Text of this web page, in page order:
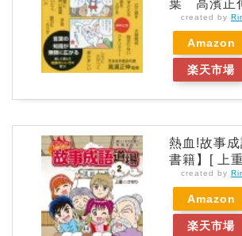
葉 高濱正
created by
Amazon
楽天市場
熱血!故事
書籍】[ 上
created by
Amazon
楽天市場